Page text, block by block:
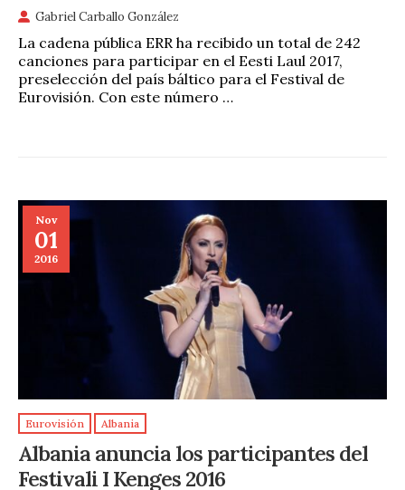
Gabriel Carballo González
La cadena pública ERR ha recibido un total de 242
canciones para participar en el Eesti Laul 2017,
preselección del país báltico para el Festival de
Eurovisión. Con este número …
Nov
01
2016
Eurovisión Albania
Albania anuncia los participantes del
Festivali I Kenges 2016